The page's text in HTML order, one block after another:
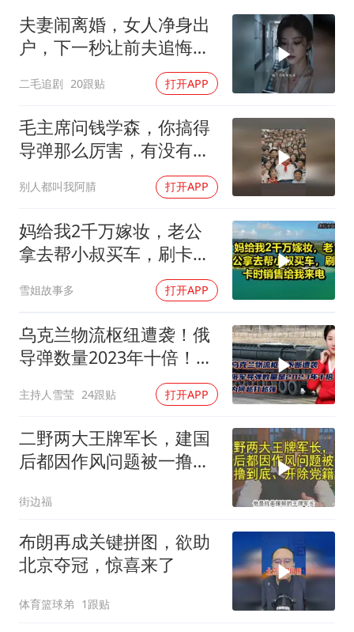
一周大涨超7% 金价为何突然上涨
央视新主播李秋莹孙亚鹏亮相
夫妻闹离婚，女人净身出
户，下一秒让前夫追悔莫
二毛追剧 20跟贴 打开APP
毛主席问钱学森，你搞得
导弹那么厉害，有没有办
别人都叫我阿腈 打开APP
妈给我2千万嫁妆，老公
拿去帮小叔买车，刷卡时
雪姐故事多 打开APP
乌克兰物流枢纽遭袭！俄
导弹数量2023年十倍！为
主持人雪莹 24跟贴 打开APP
二野两大王牌军长，建国
后都因作风问题被一撸到
街边福
布朗再成关键拼图，欲助
北京夺冠，惊喜来了
体育篮球弟 1跟贴